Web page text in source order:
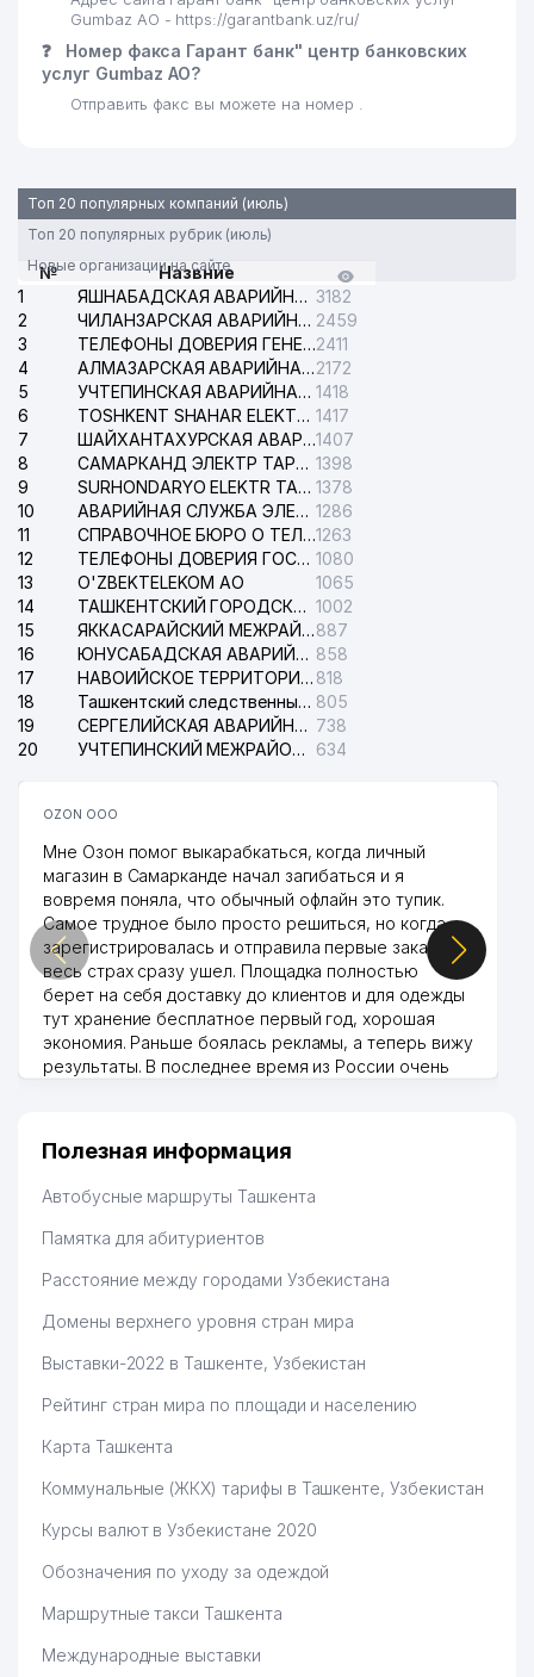
Gumbaz АО - https://garantbank.uz/ru/
❓
Номер факса Гарант банк" центр банковских
услуг Gumbaz АО?
Отправить факс вы можете на номер .
Топ 20 популярных компаний (июль)
Топ 20 популярных рубрик (июль)
Новые организации на сайте
№
Назвние
1
ЯШНАБАДСКАЯ АВАРИЙНАЯ СЛУЖБА ЭЛЕКТРОСЕТИ 3182
2
ЧИЛАНЗАРСКАЯ АВАРИЙНАЯ СЛУЖБА ЭЛЕКТРОСЕТИ 2459
3
ТЕЛЕФОНЫ ДОВЕРИЯ ГЕНЕРАЛЬНОЙ ПРОКУРАТУРЫ РЕСПУБЛИКИ УЗБЕКИСТАН2411
4
АЛМАЗАРСКАЯ АВАРИЙНАЯ СЛУЖБА ЭЛЕКТРОСЕТИ2172
5
УЧТЕПИНСКАЯ АВАРИЙНАЯ СЛУЖБА ЭЛЕКТРОСЕТИ 1418
6
TOSHKENT SHAHAR ELEKTR TARMOQLARI KORXONASI АО 1417
7
ШАЙХАНТАХУРСКАЯ АВАРИЙНАЯ СЛУЖБА ЭЛЕКТРОСЕТИ1407
8
САМАРКАНД ЭЛЕКТР ТАРМОКЛАРИ АО 1398
9
SURHONDARYO ELEKTR TARMOKLARI АО 1378
10
АВАРИЙНАЯ СЛУЖБА ЭЛЕКТРОСЕТИ ТАШКЕНТСКОГО РАЙОНА 1286
11
СПРАВОЧНОЕ БЮРО О ТЕЛЕФОНАХ ОРГАНИЗАЦИЙ г. ТАШКЕНТА1263
12
ТЕЛЕФОНЫ ДОВЕРИЯ ГОСУДАРСТВЕННОГО ЦЕНТРА ТЕСТИРОВАНИЯ 1080
13
O'ZBEKTELEKOM АО
1065
14
ТАШКЕНТСКИЙ ГОРОДСКОЙ СУД ПО ГРАЖДАНСКИМ ДЕЛАМ 1002
15
ЯККАСАРАЙСКИЙ МЕЖРАЙОННЫЙ СУД ПО ГРАЖДАНСКИМ ДЕЛАМ887
16
ЮНУСАБАДСКАЯ АВАРИЙНАЯ СЛУЖБА ЭЛЕКТРОСЕТИ 858
17
НАВОИЙСКОЕ ТЕРРИТОРИАЛЬНОЕ ПРЕДПРИЯТИЕ ЭЛЕКТРОСЕТИ АО 818
18
Ташкентский следственный изолятор 805
19
СЕРГЕЛИЙСКАЯ АВАРИЙНАЯ СЛУЖБА ЭЛЕКТРОСЕТИ 738
20
УЧТЕПИНСКИЙ МЕЖРАЙОННЫЙ СУД ПО ГРАЖДАНСКИМ ДЕЛАМ 634
OZON ООО
Мне Озон помог выкарабкаться, когда личный
магазин в Самарканде начал загибаться и я
вовремя поняла, что обычный офлайн это тупик.
Самое трудное было просто решиться, но когда
зарегистрировалась и отправила первые заказы,
весь страх сразу ушел. Площадка полностью
берет на себя доставку до клиентов и для одежды
тут хранение бесплатное первый год, хорошая
экономия. Раньше боялась рекламы, а теперь вижу
результаты. В последнее время из России очень
Hamida 03.08.2026 12:45:39
Полезная информация
Автобусные маршруты Ташкента
Памятка для абитуриентов
Расстояние между городами Узбекистана
Домены верхнего уровня стран мира
Выставки-2022 в Ташкенте, Узбекистан
Рейтинг стран мира по площади и населению
Карта Ташкента
Коммунальные (ЖКХ) тарифы в Ташкенте, Узбекистан
Курсы валют в Узбекистане 2020
Обозначения по уходу за одеждой
Маршрутные такси Ташкента
Международные выставки